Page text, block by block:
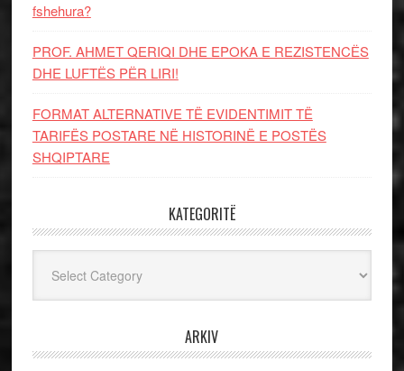
fshehura?
PROF. AHMET QERIQI DHE EPOKA E REZISTENCЁS
DHE LUFTЁS PЁR LIRI!
FORMAT ALTERNATIVE TË EVIDENTIMIT TË
TARIFËS POSTARE NË HISTORINË E POSTËS
SHQIPTARE
KATEGORITË
ARKIV